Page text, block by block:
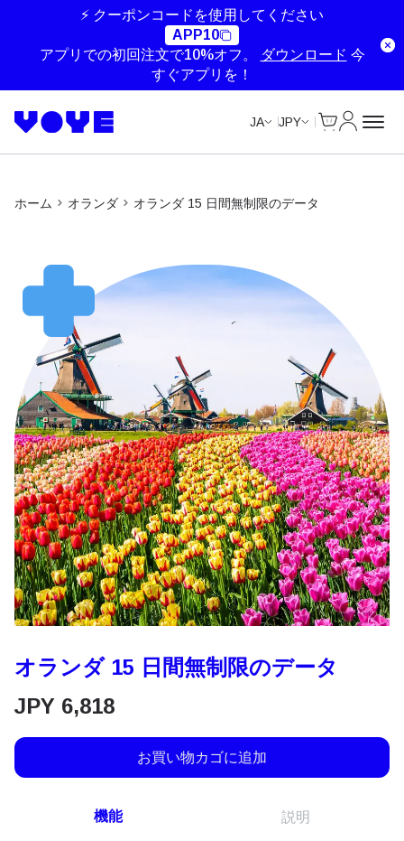
⚡ クーポンコードを使用してください
APP10
アプリでの初回注文で10%オフ。
ダウンロード 今
すぐアプリを！
JA JPY
ホーム オランダ オランダ 15 日間無制限のデータ
オランダ 15 日間無制限のデータ
JPY 6,818
お買い物カゴに追加
機能 説明
Unlimited Data
Unlimited Data